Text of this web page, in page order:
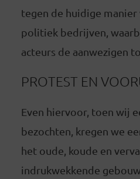
tegen de huidige manier
politiek bedrijven,
acteurs de aanwezigen
PROTEST EN
Even hiervoor, toen wij
bezochten, kregen we
het oude, koude en
indrukwekkende